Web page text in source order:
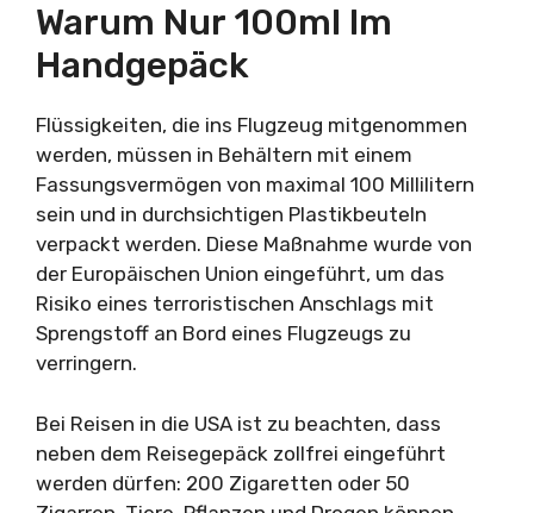
Warum Nur 100ml Im
Handgepäck
Flüssigkeiten, die ins Flugzeug mitgenommen
werden, müssen in Behältern mit einem
Fassungsvermögen von maximal 100 Millilitern
sein und in durchsichtigen Plastikbeuteln
verpackt werden. Diese Maßnahme wurde von
der Europäischen Union eingeführt, um das
Risiko eines terroristischen Anschlags mit
Sprengstoff an Bord eines Flugzeugs zu
verringern.
Bei Reisen in die USA ist zu beachten, dass
neben dem Reisegepäck zollfrei eingeführt
werden dürfen: 200 Zigaretten oder 50